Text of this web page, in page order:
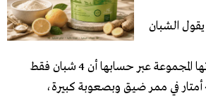
الشبان
وفي التفاصيل التي نشرتها المجموعة عبر حسابها أن 4 شبان فقط
زحفوا لمسافة تزيد عن 4 أمتار في ممر ضيق وبصعوبة كبيرة،